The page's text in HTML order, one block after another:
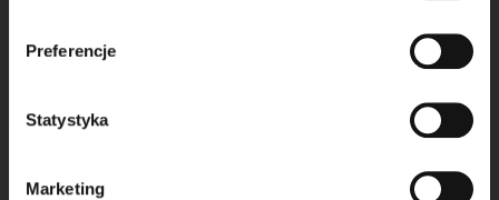
informacji o przetwarzaniu danych osobowych oraz
Polityce
prywatności.
Preferencje
Statystyka
Marketing
cytrynowa
dojrzewający – drugi